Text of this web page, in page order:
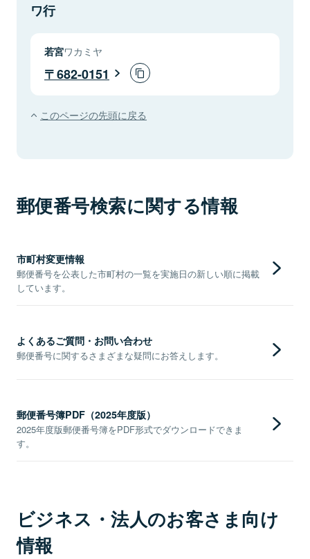
ワ行
若宮ワカミヤ
682-0151
このページの先頭に戻る
郵便番号検索に関する情報
市町村変更情報
郵便番号を公表した市町村の一覧を実施日の新しい順に掲載
しています。
よくあるご質問・お問い合わせ
郵便番号に関するさまざまな疑問にお答えします。
郵便番号簿PDF（2025年度版）
2025年度版郵便番号簿をPDF形式でダウンロードできま
す。
ビジネス・法人のお客さま向け
情報